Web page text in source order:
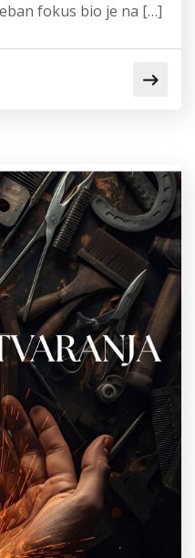
fokus bio je na […]